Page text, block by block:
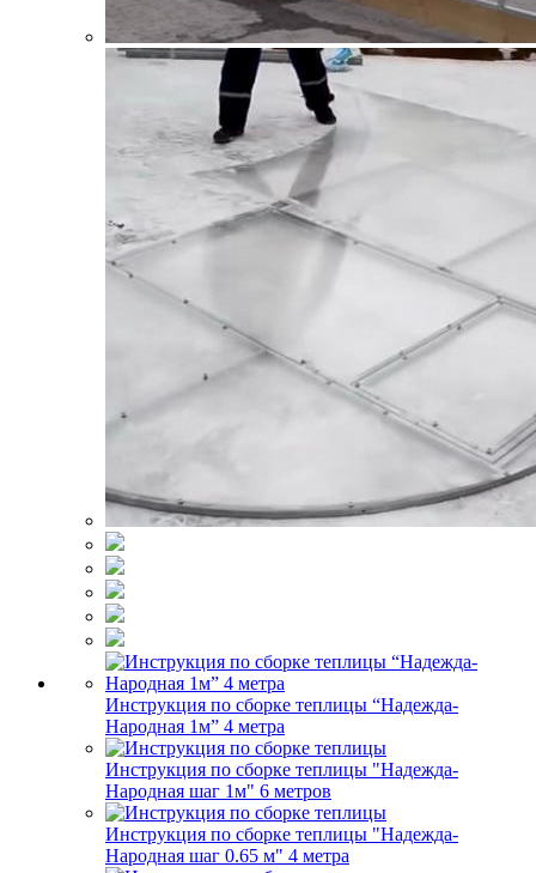
Инструкция по сборке теплицы “Надежда-
Народная 1м” 4 метра
Инструкция по сборке теплицы "Надежда-
Народная шаг 1м" 6 метров
Инструкция по сборке теплицы "Надежда-
Народная шаг 0.65 м" 4 метра